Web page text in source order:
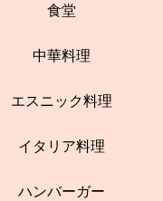
食堂
中華料理
エスニック料理
イタリア料理
ハンバーガー